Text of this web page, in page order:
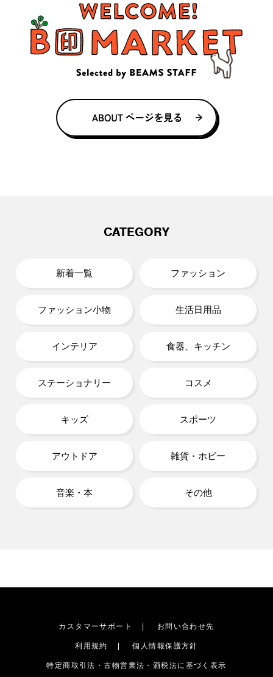
CATEGORY
新着一覧 ファッション
ファッション小物 生活日用品
インテリア 食器、キッチン
ステーショナリー コスメ
キッズ スポーツ
アウトドア 雑貨・ホビー
音楽・本 その他
カスタマーサポート お問い合わせ先
利用規約 個人情報保護方針
特定商取引法・古物営業法・酒税法に基づく表示